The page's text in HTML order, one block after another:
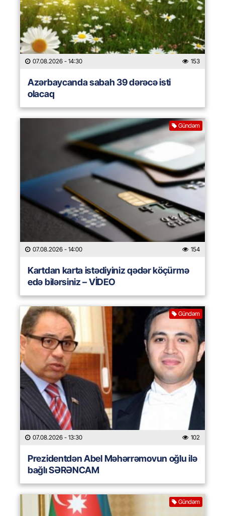
07.08.2026 - 14:30 153
Azərbaycanda sabah 39 dərəcə isti
olacaq
Gündəm
07.08.2026 - 14:00 154
Kartdan karta istədiyiniz qədər köçürmə
edə bilərsiniz – VİDEO
Gündəm
07.08.2026 - 13:30 102
Prezidentdən Abel Məhərrəmovun oğlu ilə
bağlı SƏRƏNCAM
Gündəm